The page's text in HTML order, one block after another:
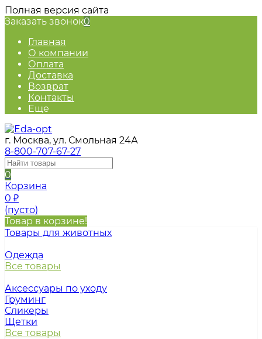
Полная версия сайта
Заказать звонок0
Главная
О компании
Оплата
Доставка
Возврат
Контакты
Еще
г. Москва, ул. Смольная 24А
8-800-707-67-27
0
Корзина
0 ₽
(пусто)
Товар в корзине!
Товары для животных
Одежда
Все товары
Аксессуары по уходу
Груминг
Сликеры
Щетки
Все товары